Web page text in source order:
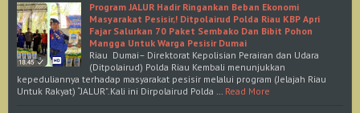
Program JALUR Hadir Ringankan Beban Ekonomi
Masyarakat Pesisir,! Ditpolairud Polda Riau KBP Apri
Fajar Salurkan 70 Paket Sembako Dan Bibit Pohon
Mangga Untuk Warga Pesisir Dumai
Riau Dumai– Direktorat Kepolisian Perairan dan Udara
(Ditpolairud) Polda Riau Kembali menunjukkan
kepeduliannya terhadap masyarakat pesisir melalui program (Jelajah Riau
Untuk Rakyat) “JALUR”.Kali ini Dirpolairud Polda … Read More